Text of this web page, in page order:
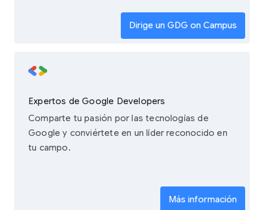
Dirige un GDG on Campus
Expertos de Google Developers
Comparte tu pasión por las tecnologías de
Google y conviértete en un líder reconocido en
tu campo.
Más información